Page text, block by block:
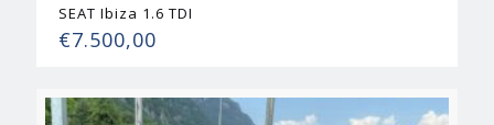
SEAT Ibiza 1.6 TDI
€7.500,00